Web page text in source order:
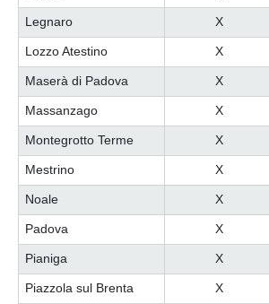
Legnaro X
Lozzo Atestino X
Maserà di Padova X
Massanzago X
Montegrotto Terme X
Mestrino X
Noale X
Padova X
Pianiga X
Piazzola sul Brenta X